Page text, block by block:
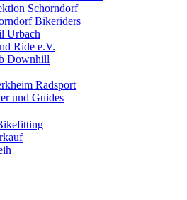
Schorndorf
Bikeriders
Urbach
Ride e.V.
Downhill
Radsport
und Guides